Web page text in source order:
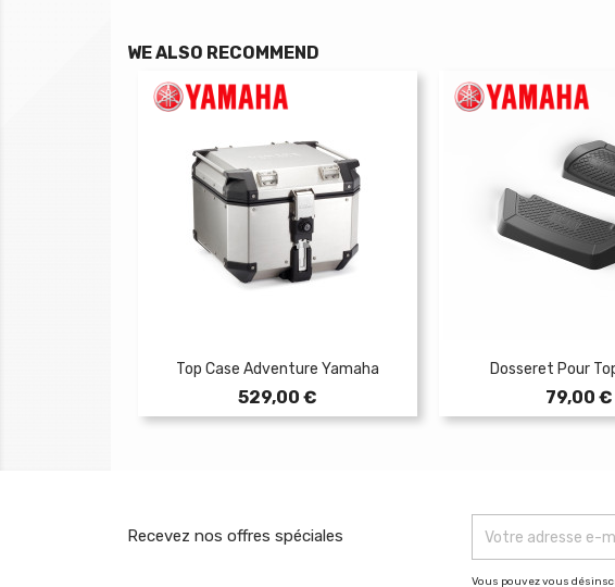
WE ALSO RECOMMEND
Top Case Adventure Yamaha
Prix
529,00 €
Dosseret Pour
Prix
79,00 €
Recevez nos offres spéciales
Vous pouvez vous